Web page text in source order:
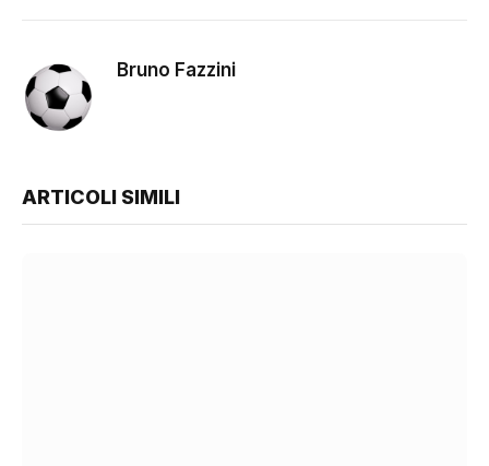
Bruno Fazzini
ARTICOLI SIMILI